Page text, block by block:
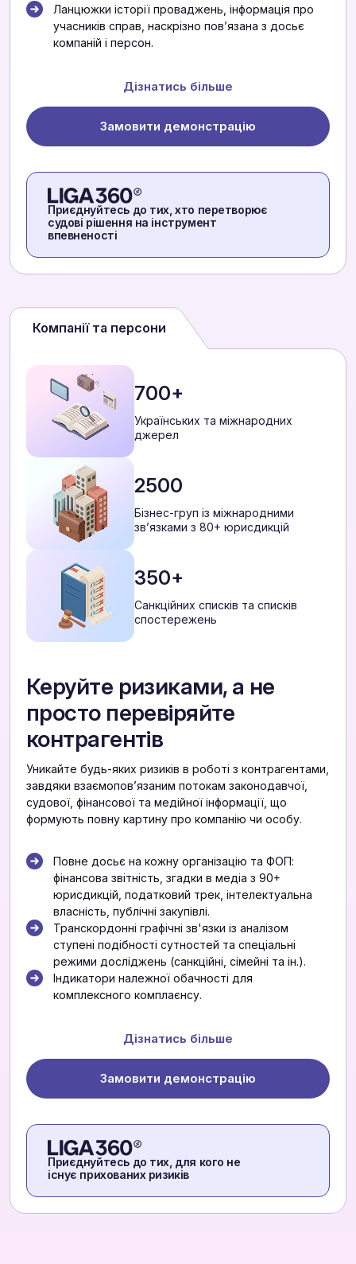
Ланцюжки історії проваджень, інформація про
учасників справ, наскрізно повʼязана з досьє
компаній і персон.
Дізнатись більше
Замовити демонстрацію
Приєднуйтесь до тих, хто перетворює
судові рішення на інструмент
впевненості
Компанії та персони
700+
Українських та міжнародних
джерел
2500
Бізнес-груп із міжнародними
звʼязками з 80+ юрисдикцій
350+
Санкційних списків та списків
спостережень
Керуйте ризиками, а не
просто перевіряйте
контрагентів
Уникайте будь-яких ризиків в роботі з контрагентами,
завдяки взаємоповʼязаним потокам законодавчої,
судової, фінансової та медійної інформації, що
формують повну картину про компанію чи особу.
Повне досьє на кожну організацію та ФОП:
фінансова звітність, згадки в медіа з 90+
юрисдикцій, податковий трек, інтелектуальна
власність, публічні закупівлі.
Транскордонні графічні зв'язки із аналізом
ступені подібності сутностей та спеціальні
режими досліджень (санкційні, сімейні та ін.).
Індикатори належної обачності для
комплексного комплаєнсу.
Дізнатись більше
Замовити демонстрацію
Приєднуйтесь до тих, для кого не
існує прихованих ризиків